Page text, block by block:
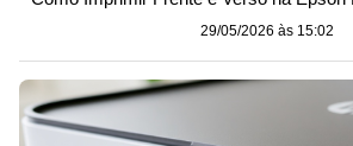
29/05/2026 às 15:02